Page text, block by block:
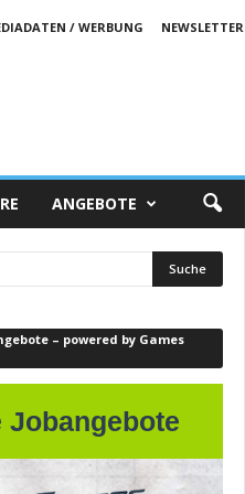
/ WERBUNG
NEWSLETTER
ANGEBOTE
– powered by Games